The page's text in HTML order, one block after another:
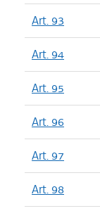
Art. 93
Art. 94
Art. 95
Art. 96
Art. 97
Art. 98